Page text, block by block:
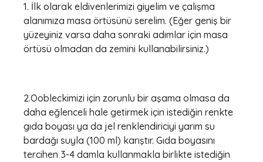
1. İlk olarak eldivenlerimizi giyelim ve çalışma
alanımıza masa örtüsünü serelim. (Eğer geniş bir
yüzeyiniz varsa daha sonraki adımlar için masa
örtüsü olmadan da zemini kullanabilirsiniz.)
2.Oobleckimizi için zorunlu bir aşama olmasa da
daha eğlenceli hale getirmek için istediğin renkte
gıda boyası ya da jel renklendiriciyi yarım su
bardağı suyla (100 ml) karıştır. Gıda boyasını
tercihen 3-4 damla kullanmakla birlikte istediğin